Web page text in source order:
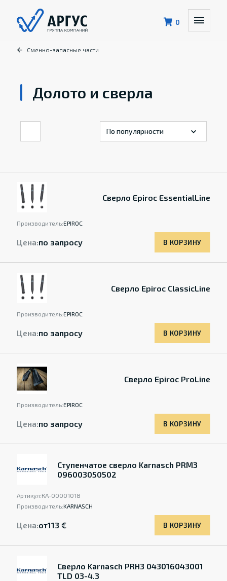
0
Сменно-запасные части
Долото и сверла
Сверло Epiroc EssentialLine
Производитель:EPIROC
Цена:по запросу В КОРЗИНУ
Сверло Epiroc ClassicLine
Производитель:EPIROC
Цена:по запросу В КОРЗИНУ
Сверло Epiroc ProLine
Производитель:EPIROC
Цена:по запросу В КОРЗИНУ
Ступенчатое сверло Karnasch PRM3
096003050502
Артикул:КА-00001018
Производитель:KARNASCH
Цена:от113 € В КОРЗИНУ
Сверло Karnasch PRH3 043016043001
TLD 03-4.3